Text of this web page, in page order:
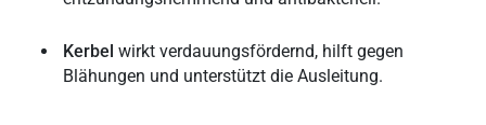
Kerbelwirkt verdauungsfördernd, hilft gegen
Blähungen und unterstützt die Ausleitung.